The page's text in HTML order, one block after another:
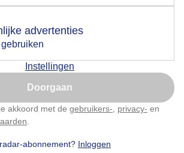
advertenties
Instellingen
Doorgaan
akkoord met de gebruikers- privacy- en
abonnement? Inloggen
11-06-2026, 1988x bekeken
goed, toon de popup
niet, misschien later
hierom dit aan te passen